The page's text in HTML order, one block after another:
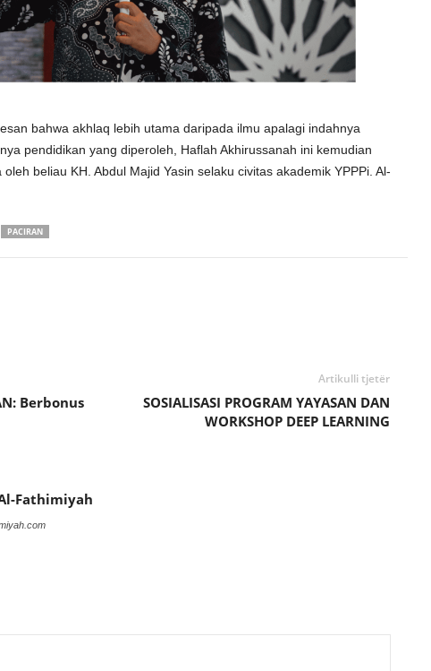
bahwa akhlaq lebih utama daripada ilmu apalagi indahnya
pendidikan yang diperoleh, Haflah Akhirussanah ini kemudian
beliau KH. Abdul Majid Yasin selaku civitas akademik YPPPi. Al-
PACIRAN
Berbonus
Artikulli tjetër
SOSIALISASI PROGRAM YAYASAN DAN
WORKSHOP DEEP LEARNING
Fathimiyah